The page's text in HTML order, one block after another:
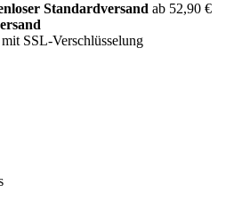
Standardversand ab 52,90 €
mit SSL-Verschlüsselung